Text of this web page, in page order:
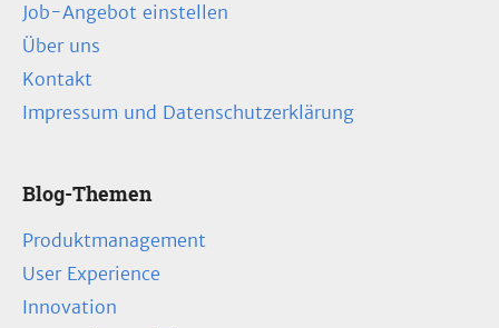
Job-Angebot einstellen
Über uns
Kontakt
Impressum und Datenschutzerklärung
Blog-Themen
Produktmanagement
User Experience
Innovation